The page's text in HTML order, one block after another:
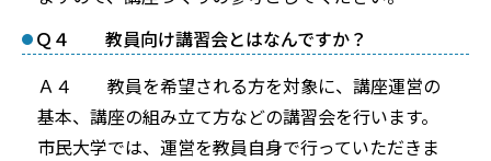
Ｑ４ 教員向け講習会とはなんですか？
Ａ４ 教員を希望される方を対象に、講座運営の
基本、講座の組み立て方などの講習会を行います。
市民大学では、運営を教員自身で行っていただきま